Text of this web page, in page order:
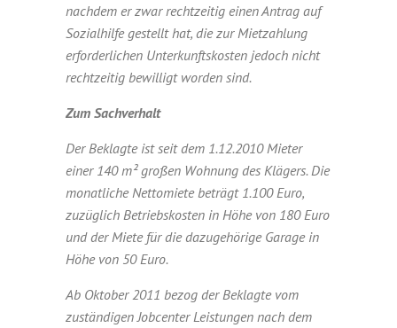
nachdem er zwar rechtzeitig einen Antrag auf
Sozialhilfe gestellt hat, die zur Mietzahlung
erforderlichen Unterkunftskosten jedoch nicht
rechtzeitig bewilligt worden sind.
Zum Sachverhalt
Der Beklagte ist seit dem 1.12.2010 Mieter
einer 140 m² großen Wohnung des Klägers. Die
monatliche Nettomiete beträgt 1.100 Euro,
zuzüglich Betriebskosten in Höhe von 180 Euro
und der Miete für die dazugehörige Garage in
Höhe von 50 Euro.
Ab Oktober 2011 bezog der Beklagte vom
zuständigen Jobcenter Leistungen nach dem